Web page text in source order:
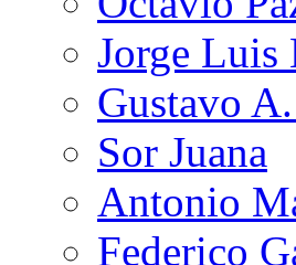
Jorge Luis
Gustavo
Sor Juana
Antonio
Federico